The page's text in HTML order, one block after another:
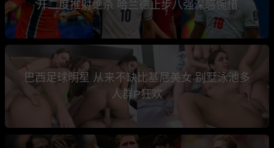
开二度推射绝杀 哈兰德止步八强深感惋惜
巴西足球明星 从来不缺比基尼美女 别墅泳池多
人群P狂欢